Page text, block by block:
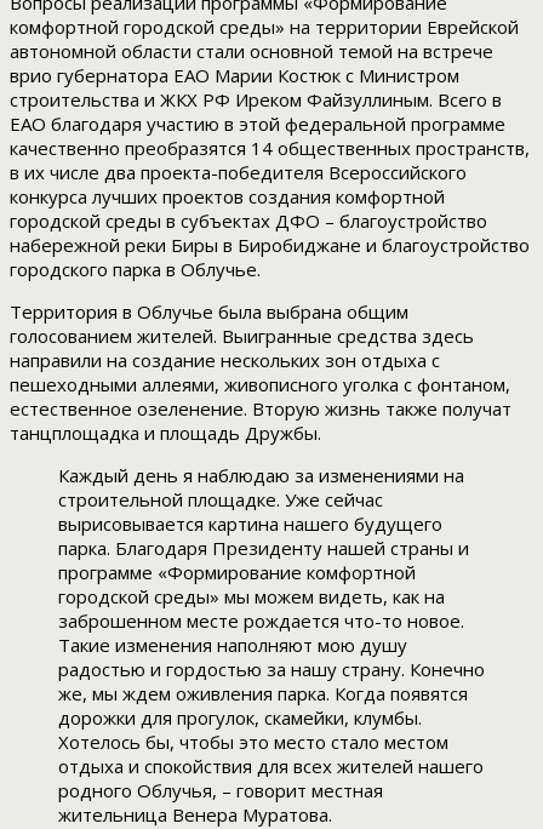
комфортной городской среды» на территории Еврейской
автономной области стали основной темой на встрече
врио губернатора ЕАО Марии Костюк с Министром
строительства и ЖКХ РФ Иреком Файзуллиным. Всего в
ЕАО благодаря участию в этой федеральной программе
качественно преобразятся 14 общественных пространств,
в их числе два проекта-победителя Всероссийского
конкурса лучших проектов создания комфортной
городской среды в субъектах ДФО – благоустройство
набережной реки Биры в Биробиджане и благоустройство
городского парка в Облучье.
Территория в Облучье была выбрана общим
голосованием жителей. Выигранные средства здесь
направили на создание нескольких зон отдыха с
пешеходными аллеями, живописного уголка с фонтаном,
естественное озеленение. Вторую жизнь также получат
танцплощадка и площадь Дружбы.
Каждый день я наблюдаю за изменениями на
строительной площадке. Уже сейчас
вырисовывается картина нашего будущего
парка. Благодаря Президенту нашей страны и
программе «Формирование комфортной
городской среды» мы можем видеть, как на
заброшенном месте рождается что-то новое.
Такие изменения наполняют мою душу
радостью и гордостью за нашу страну. Конечно
же, мы ждем оживления парка. Когда появятся
дорожки для прогулок, скамейки, клумбы.
Хотелось бы, чтобы это место стало местом
отдыха и спокойствия для всех жителей нашего
родного Облучья, – говорит местная
жительница Венера Муратова.